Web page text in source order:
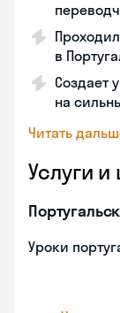
в
Создает
на
Читать
Услуги
Уроки